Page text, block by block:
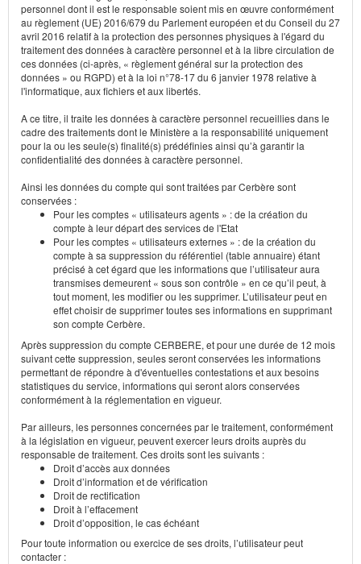
personnel dont il est le responsable soient mis en œuvre conformément
au règlement (UE) 2016/679 du Parlement européen et du Conseil du 27
avril 2016 relatif à la protection des personnes physiques à l'égard du
traitement des données à caractère personnel et à la libre circulation de
ces données (ci-après, « règlement général sur la protection des
données » ou RGPD) et à la loi n°78-17 du 6 janvier 1978 relative à
l'informatique, aux fichiers et aux libertés.
A ce titre, il traite les données à caractère personnel recueillies dans le
cadre des traitements dont le Ministère a la responsabilité uniquement
pour la ou les seule(s) finalité(s) prédéfinies ainsi qu’à garantir la
confidentialité des données à caractère personnel.
Ainsi les données du compte qui sont traitées par Cerbère sont
conservées :
Pour les comptes « utilisateurs agents » : de la création du
compte à leur départ des services de l'Etat
Pour les comptes « utilisateurs externes » : de la création du
compte à sa suppression du référentiel (table annuaire) étant
précisé à cet égard que les informations que l’utilisateur aura
transmises demeurent « sous son contrôle » en ce qu’il peut, à
tout moment, les modifier ou les supprimer. L’utilisateur peut en
effet choisir de supprimer toutes ses informations en supprimant
son compte Cerbère.
Après suppression du compte CERBERE, et pour une durée de 12 mois
suivant cette suppression, seules seront conservées les informations
permettant de répondre à d'éventuelles contestations et aux besoins
statistiques du service, informations qui seront alors conservées
conformément à la réglementation en vigueur.
Par ailleurs, les personnes concernées par le traitement, conformément
à la législation en vigueur, peuvent exercer leurs droits auprès du
responsable de traitement. Ces droits sont les suivants :
Droit d’accès aux données
Droit d’information et de vérification
Droit de rectification
Droit à l’effacement
Droit d’opposition, le cas échéant
Pour toute information ou exercice de ses droits, l’utilisateur peut
contacter :